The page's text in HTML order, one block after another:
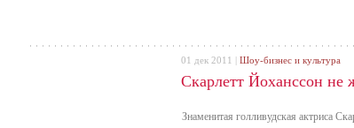
Скарлетт Йоханссон не
Знаменитая голливудская актриса
01 дек 2011 | Шоу-бизнес и культура